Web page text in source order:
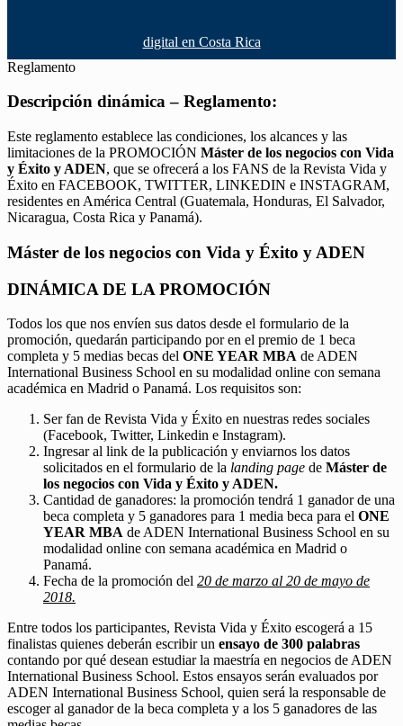
digital en Costa Rica
Reglamento
Descripción dinámica – Reglamento:
Este reglamento establece las condiciones, los alcances y las
limitaciones de la PROMOCIÓN Máster de los negocios con Vida
y Éxito y ADEN, que se ofrecerá a los FANS de la Revista Vida y
Éxito en FACEBOOK, TWITTER, LINKEDIN e INSTAGRAM,
residentes en América Central (Guatemala, Honduras, El Salvador,
Nicaragua, Costa Rica y Panamá).
Máster de los negocios con Vida y Éxito y ADEN
DINÁMICA DE LA PROMOCIÓN
Todos los que nos envíen sus datos desde el formulario de la
promoción, quedarán participando por en el premio de 1 beca
completa y 5 medias becas del ONE YEAR MBA de ADEN
International Business School en su modalidad online con semana
académica en Madrid o Panamá. Los requisitos son:
Ser fan de Revista Vida y Éxito en nuestras redes sociales
(Facebook, Twitter, Linkedin e Instagram).
Ingresar al link de la publicación y enviarnos los datos
solicitados en el formulario de la landing page de Máster de
los negocios con Vida y Éxito y ADEN.
Cantidad de ganadores: la promoción tendrá 1 ganador de una
beca completa y 5 ganadores para 1 media beca para el ONE
YEAR MBA de ADEN International Business School en su
modalidad online con semana académica en Madrid o
Panamá.
Fecha de la promoción del 20 de marzo al 20 de mayo de
2018.
Entre todos los participantes, Revista Vida y Éxito escogerá a 15
finalistas quienes deberán escribir un ensayo de 300 palabras
contando por qué desean estudiar la maestría en negocios de ADEN
International Business School. Estos ensayos serán evaluados por
ADEN International Business School, quien será la responsable de
escoger al ganador de la beca completa y a los 5 ganadores de las